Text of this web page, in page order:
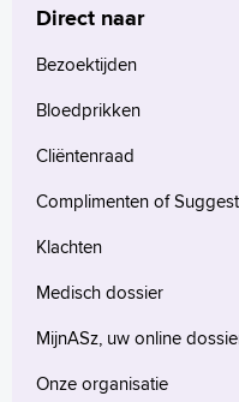
Direct naar
Bezoektijden
Bloedprikken
Cliëntenraad
Complimenten of
Klachten
Medisch dossier
MijnASz, uw online
Onze organisatie